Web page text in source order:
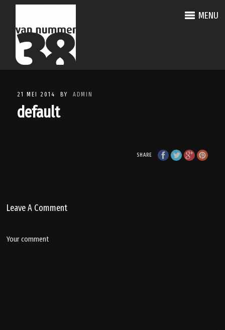
MENU
21 MEI 2014 BY ADMIN
default
SHARE
Leave A Comment
Your comment